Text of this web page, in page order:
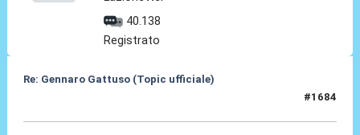
40.138
Registrato
Re: Gennaro Gattuso (Topic ufficiale)
#1684